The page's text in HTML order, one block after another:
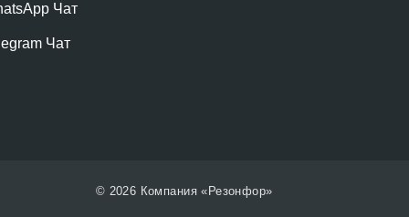
Чат
Чат
© 2026 Компания «Резонфор»